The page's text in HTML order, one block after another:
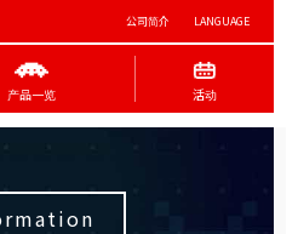
公司简介 LANGUAGE
产品一览 活动